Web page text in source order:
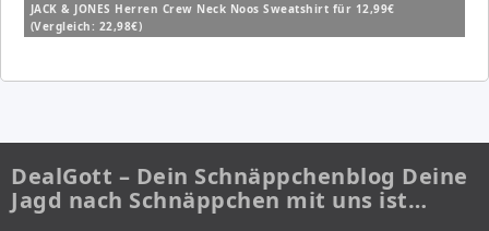
JACK & JONES Herren Crew Neck Noos Sweatshirt für 12,99€
(Vergleich: 22,98€)
DealGott – Dein Schnäppchenblog Deine
Jagd nach Schnäppchen mit uns ist…